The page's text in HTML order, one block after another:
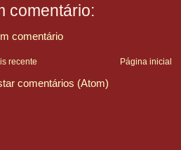
comentário:
comentário
recente Página inicial
comentários (Atom)